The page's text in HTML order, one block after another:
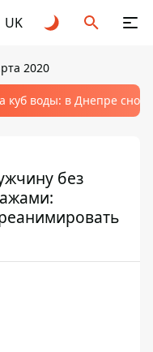
UK
2020
куб воды: в Днепре
без